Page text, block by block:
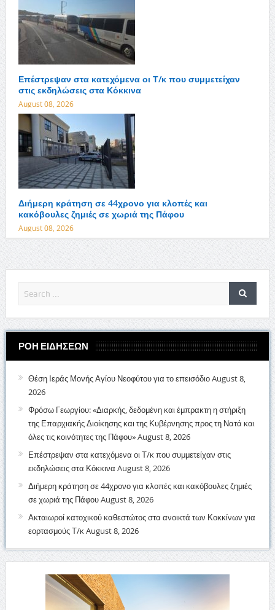
Επέστρεψαν στα κατεχόμενα οι Τ/κ που συμμετείχαν
στις εκδηλώσεις στα Κόκκινα
August 08, 2026
Διήμερη κράτηση σε 44χρονο για κλοπές και
κακόβουλες ζημιές σε χωριά της Πάφου
August 08, 2026
ΡΟΗ ΕΙΔΗΣΕΩΝ
Θέση Ιεράς Μονής Αγίου Νεοφύτου για το επεισόδιοAugust 8,
2026
Φρόσω Γεωργίου: «Διαρκής, δεδομένη και έμπρακτη η στήριξη
της Επαρχιακής Διοίκησης και της Κυβέρνησης προς τη Νατά και
όλες τις κοινότητες της Πάφου»August 8, 2026
Επέστρεψαν στα κατεχόμενα οι Τ/κ που συμμετείχαν στις
εκδηλώσεις στα Κόκκινα August 8, 2026
Διήμερη κράτηση σε 44χρονο για κλοπές και κακόβουλες ζημιές
σε χωριά της ΠάφουAugust 8, 2026
Ακταιωροί κατοχικού καθεστώτος στα ανοικτά των Κοκκίνων για
εορτασμούς Τ/κAugust 8, 2026